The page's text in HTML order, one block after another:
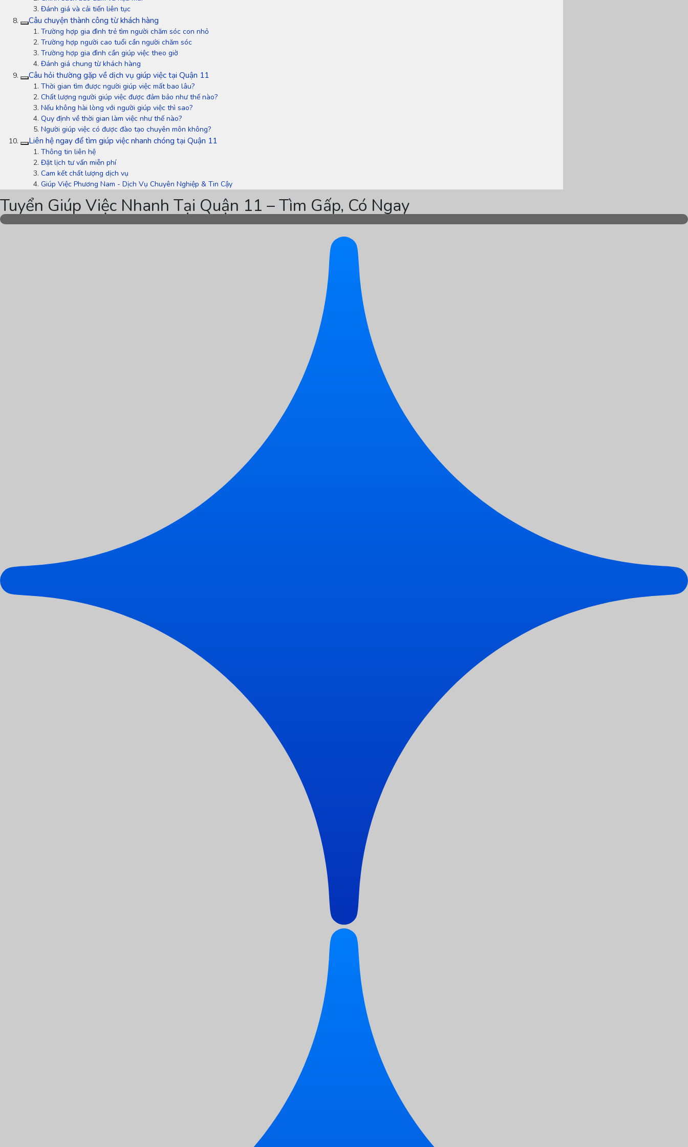
Đánh giá và cải tiến liên tục
Câu chuyện thành công từ khách hàng
Trường hợp gia đình trẻ tìm người chăm sóc con nhỏ
Trường hợp người cao tuổi cần người chăm sóc
Trường hợp gia đình cần giúp việc theo giờ
Đánh giá chung từ khách hàng
Câu hỏi thường gặp về dịch vụ giúp việc tại Quận 11
Thời gian tìm được người giúp việc mất bao lâu?
Chất lượng người giúp việc được đảm bảo như thế nào?
Nếu không hài lòng với người giúp việc thì sao?
Quy định về thời gian làm việc như thế nào?
Người giúp việc có được đào tạo chuyên môn không?
Liên hệ ngay để tìm giúp việc nhanh chóng tại Quận 11
Thông tin liên hệ
Đặt lịch tư vấn miễn phí
Cam kết chất lượng dịch vụ
Giúp Việc Phương Nam - Dịch Vụ Chuyên Nghiệp & Tin Cậy
Tuyển Giúp Việc Nhanh Tại Quận 11 – Tìm Gấp, Có Ngay